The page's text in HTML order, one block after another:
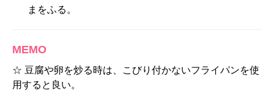
まをふる。
MEMO
☆ 豆腐や卵を炒る時は、こびり付かないフライパンを使
用すると良い。